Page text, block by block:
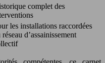
complet des
les installations raccordées
réseau d’assainissement